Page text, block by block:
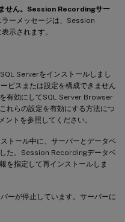
せん。Session Recordingサー
ラーメッセージは、Session
示されます。
Serverをインストールしまし
ビスまたは設定を構成できません
有効にしてSQL Server Browser
れらの設定を有効にする方法につ
トを参照してください。
トール中に、サーバーとデータベ
た。Session Recordingデータベ
を指定して再インストールしま
ーが停止しています。サーバーに